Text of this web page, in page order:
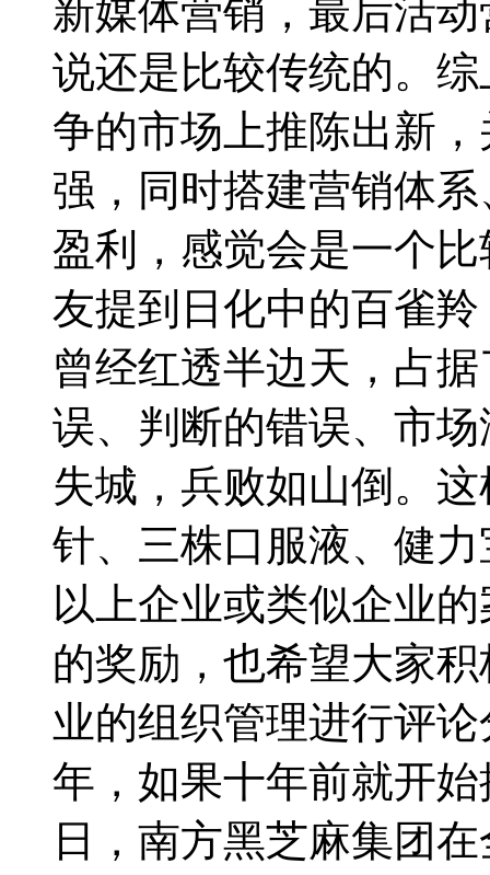
新媒体营销，最后活
说还是比较传统的。
争的市场上推陈出新
强，同时搭建营销体
盈利，感觉会是一个
友提到日化中的百雀
曾经红透半边天，占
误、判断的错误、市
失城，兵败如山倒。
针、三株口服液、健
以上企业或类似企业
的奖励，也希望大家
业的组织管理进行评
年，如果十年前就开
日，南方黑芝麻集团